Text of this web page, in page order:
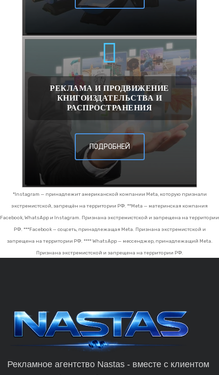
РЕКЛАМА И ПРОДВИЖЕНИЕ
КНИГОИЗДАТЕЛЬСТВА И
РАСПРОСТРАНЕНИЯ
ПОДРОБНЕЙ
*Instagram — принадлежит американской компании Meta, которую признали
экстремистской, запрещён на территории РФ. **Meta — материнская компания
Facebook, WhatsApp и Instagram. Признана экстремистской и запрещена на территории
РФ. ***Facebook — соцсеть, принадлежащая Meta. Признана экстремистской и
запрещена на территории РФ. **** WhatsApp — мессенджер, принадлежащий Meta.
Признана экстремистской и запрещена на территории РФ.
Рекламное агентство Nastas - вместе с клиентом